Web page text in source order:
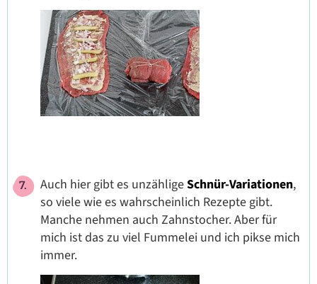
Auch hier gibt es unzähligeSchnür-Variationen,
so viele wie es wahrscheinlich Rezepte gibt.
Manche nehmen auch Zahnstocher. Aber für
mich ist das zu viel Fummelei und ich pikse mich
immer.